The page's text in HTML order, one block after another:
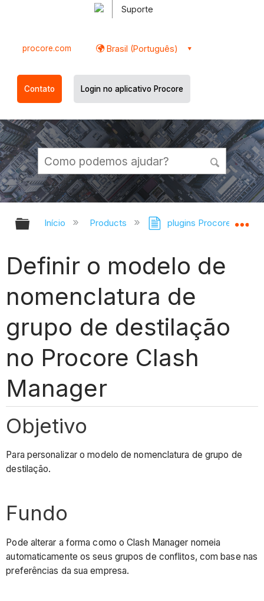
Suporte
procore.com Brasil (Português)
Contato Login no aplicativo Procore
Expandir/recolher hierarquia
Início Products plugins Procore BIM
Definir o modelo de
nomenclatura de
grupo de destilação
no Procore Clash
Manager
Objetivo
Para personalizar o modelo de nomenclatura de grupo de
destilação.
Fundo
Pode alterar a forma como o Clash Manager nomeia
automaticamente os seus grupos de conflitos, com base nas
preferências da sua empresa.